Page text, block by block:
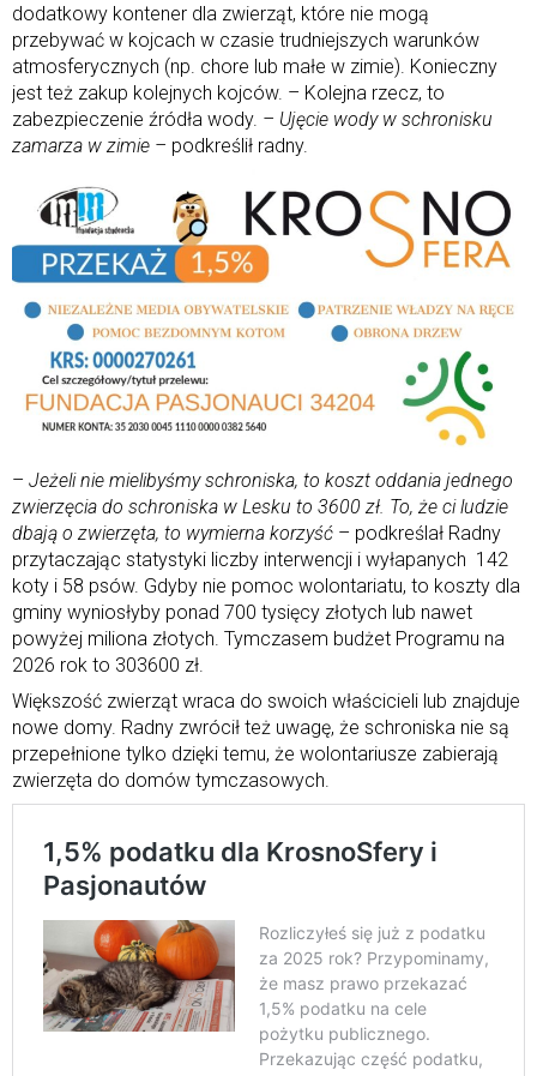
dodatkowy kontener dla zwierząt, które nie mogą
przebywać w kojcach w czasie trudniejszych warunków
atmosferycznych (np. chore lub małe w zimie). Konieczny
jest też zakup kolejnych kojców. – Kolejna rzecz, to
zabezpieczenie źródła wody. – Ujęcie wody w schronisku
zamarza w zimie – podkreślił radny.
– Jeżeli nie mielibyśmy schroniska, to koszt oddania jednego
zwierzęcia do schroniska w Lesku to 3600 zł. To, że ci ludzie
dbają o zwierzęta, to wymierna korzyść – podkreślał Radny
przytaczając statystyki liczby interwencji i wyłapanych 142
koty i 58 psów. Gdyby nie pomoc wolontariatu, to koszty dla
gminy wyniosłyby ponad 700 tysięcy złotych lub nawet
powyżej miliona złotych. Tymczasem budżet Programu na
2026 rok to 303600 zł.
Większość zwierząt wraca do swoich właścicieli lub znajduje
nowe domy. Radny zwrócił też uwagę, że schroniska nie są
przepełnione tylko dzięki temu, że wolontariusze zabierają
zwierzęta do domów tymczasowych.